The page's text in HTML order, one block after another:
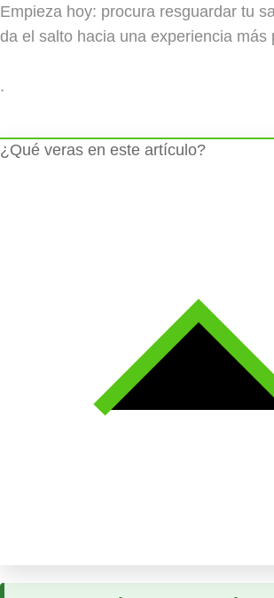
Empieza hoy: procura resguardar tu
da el salto hacia una experiencia más
.
¿Qué veras en este artículo?